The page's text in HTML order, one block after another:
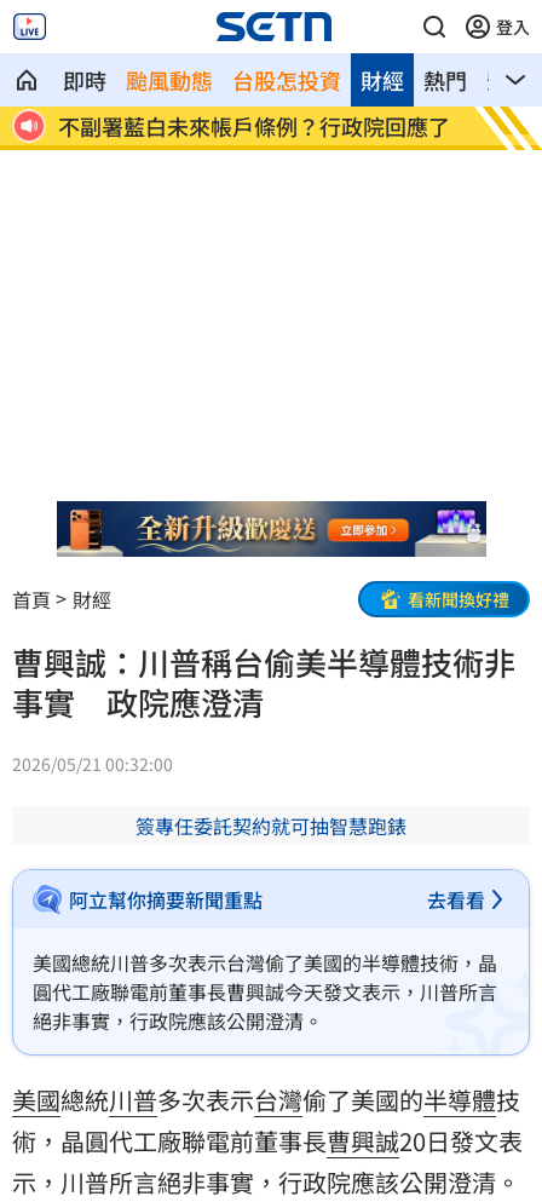
登入
即時 颱風動態 台股怎投資 熱門 影音
財經
片
不副署藍白未來帳戶條例？行政院回應了
群聯7
4500%
首頁 財經 看新聞換好禮
曹興誠：川普稱台偷美半導體技術非
事實 政院應澄清
2026/05/21 00:32:00
簽專任委託契約就可抽智慧跑錶
阿立幫你摘要新聞重點 去看看
美國總統川普多次表示台灣偷了美國的半導體技術，晶
圓代工廠聯電前董事長曹興誠今天發文表示，川普所言
絕非事實，行政院應該公開澄清。
美國總統川普多次表示台灣偷了美國的半導體技
術 ，晶圓代工廠聯電前董事長曹興誠20日發文表
示，川普所言絕非事實，行政院應該公開澄清。